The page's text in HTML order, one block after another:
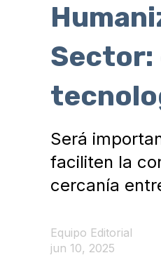
Será
faciliten la
cercanía
Equipo Editorial
jun 10, 2025